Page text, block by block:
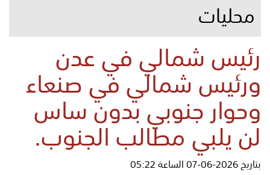
محليات
رئيس شمالي في عدن
ورئيس شمالي في صنعاء
وحوار جنوبي بدون ساس
لن يلبي مطالب الجنوب.
بتاريخ 2026-06-07 الساعة 05:22